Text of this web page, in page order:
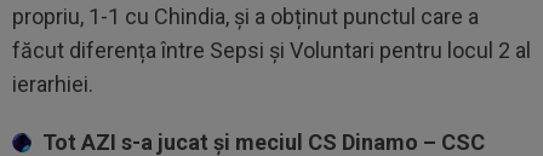
propriu, 1-1 cu Chindia, și a obținut punctul care a
făcut diferența între Sepsi și Voluntari pentru locul 2 al
ierarhiei.
Tot AZI s-a jucat și meciul CS Dinamo – CSC